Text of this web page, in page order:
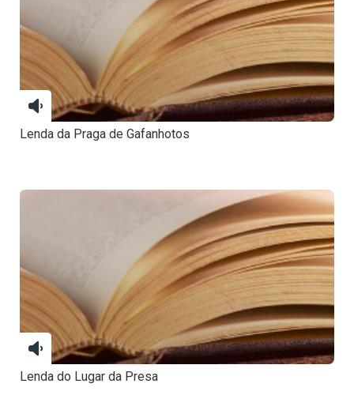
Lenda da Praga de Gafanhotos
Lenda do Lugar da Presa